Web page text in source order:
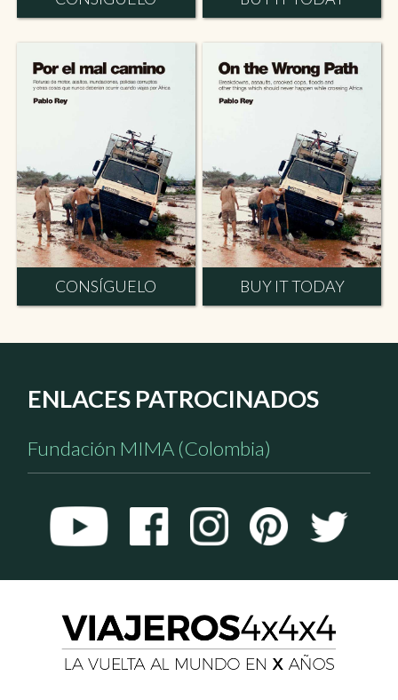
CONSÍGUELO BUY IT TODAY
ENLACES PATROCINADOS
Fundación MIMA (Colombia)